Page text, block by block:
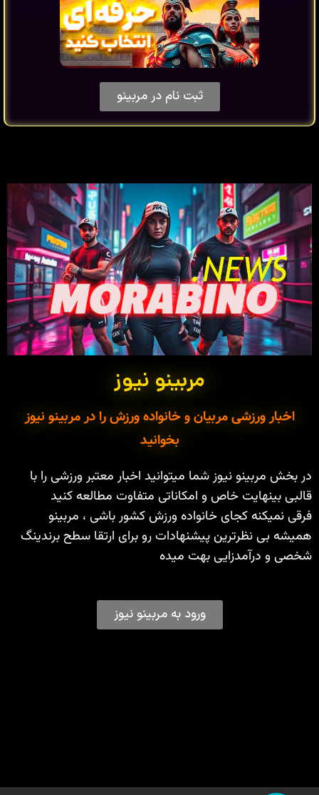
ثبت نام در مربینو
مربینو نیوز
اخبار ورزشی مربیان و خانواده ورزش را در مربینو نیوز
بخوانید
در بخش مربینو نیوز شما میتوانید اخبار معتبر ورزشی را با
قالبی بینهایت خاص و امکاناتی متفاوت مطالعه کنید
فرقی نمیکنه کجای خانواده ورزش کشور باشی ، مربینو
همیشه بی نظرترین پیشنهادات رو برای ارتقا سطح برندینگ
شخصی و درآمدزایی بهت میده
ورود به مربینو نیوز